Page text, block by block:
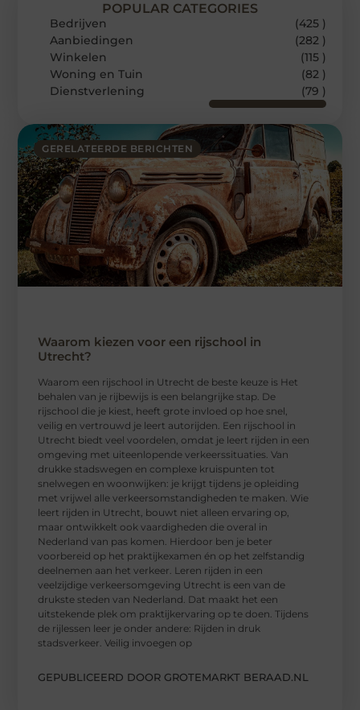
GERELATEERDE BERICHTEN
Waarom kiezen voor een rijschool in
Utrecht?
Waarom een ​​rijschool in Utrecht de beste keuze is Het
behalen van je rijbewijs is een belangrijke stap. De
rijschool die je kiest, heeft grote invloed op hoe snel,
veilig en vertrouwd je leert autorijden. Een rijschool in
Utrecht biedt veel voordelen, omdat je leert rijden in een
omgeving met uiteenlopende verkeerssituaties. Van
drukke stadswegen en complexe kruispunten tot
snelwegen en woonwijken: je krijgt tijdens je opleiding
met vrijwel alle verkeersomstandigheden te maken. Wie
leert rijden in Utrecht, bouwt niet alleen ervaring op,
maar ontwikkelt ook vaardigheden die overal in
Nederland van pas komen. Hierdoor ben je beter
voorbereid op het praktijkexamen én op het zelfstandig
deelnemen aan het verkeer. Leren rijden in een
veelzijdige verkeersomgeving Utrecht is een van de
drukste steden van Nederland. Dat maakt het een
uitstekende plek om praktijkervaring op te doen. Tijdens
de rijlessen leer je onder andere: Rijden in druk
stadsverkeer. Veilig invoegen op
GEPUBLICEERD DOOR GROTEMARKT BERAAD.NL
POPULAR CATEGORIES
Bedrijven
(425 )
Aanbiedingen
(282 )
Winkelen
(115 )
Woning en Tuin
(82 )
Dienstverlening
(79 )